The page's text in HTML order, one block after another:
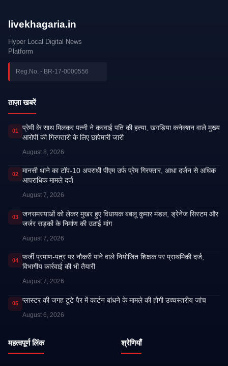
livekhagaria.in
Hyper Local Digital News
Platform
Reg.No. - BR-17-0000556
ताज़ा खबरें
01
प्रेमी के साथ मिलकर पत्नी ने करवाई पति की हत्या, खगड़िया कनेक्शन वाले मुख्य
आरोपी की गिरफ्तारी के लिए छापेमारी जारी
August 8, 2026
02
मानसी थाने का टॉप-10 अपराधी पीएम उर्फ प्रेम गिरफ्तार, आधा दर्जन से अधिक
आपराधिक मामले दर्ज
August 7, 2026
03
जनसमस्याओं को लेकर मुखर हुए विधायक बबलू कुमार मंडल, ड्रेनेज सिस्टम और
जर्जर सड़कों के निर्माण की उठाई मांग
August 7, 2026
04
फर्जी प्रमाण-पत्र पर नौकरी पाने वाले नियोजित शिक्षक पर प्राथमिकी दर्ज,
विभागीय कार्रवाई की भी तैयारी
August 7, 2026
05 प्लास्टर की जगह टूटे पैर में कार्टन बांधने के मामले की होगी उच्चस्तरीय जांच
August 6, 2026
महत्वपूर्ण लिंक श्रेणियाँ